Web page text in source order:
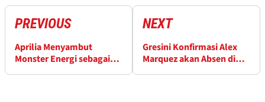
PREVIOUS
Aprilia Menyambut
Monster Energi sebagai
NEXT
Gresini Konfirmasi Alex
Marquez akan Absen di